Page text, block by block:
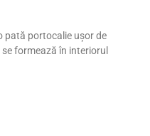
pată portocalie ușor de
formează în interiorul